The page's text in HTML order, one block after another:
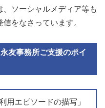
ソーシャルメディア等も
をなさっています。
友事務所ご支援のポイ
用エピソードの描写」